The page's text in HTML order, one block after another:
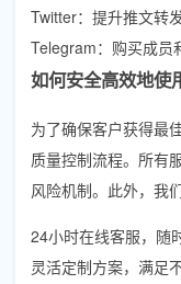
Twitter：提升推文转
Telegram：购买成员
如何安全高效地使
为了确保客户获得最
质量控制流程。所有
风险机制。此外，我
24小时在线客服，随
灵活定制方案，满足